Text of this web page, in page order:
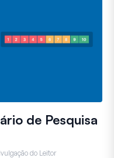
de Pesquisa
do Leitor